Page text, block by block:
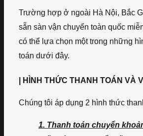
Trường hợp ở ngoài Hà Nội, Bắc
sẵn sàn vận chuyển toàn quốc
có thể lựa chọn một trong những
toán dưới đây.
| HÌNH THỨC THANH TOÁN VÀ
Chúng tôi áp dụng 2 hình thức
1. Thanh toán chuyển